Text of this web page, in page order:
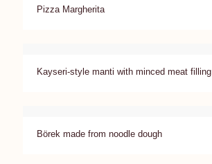
Pizza Margherita
Kayseri-style manti with minced meat filling
Börek made from noodle dough